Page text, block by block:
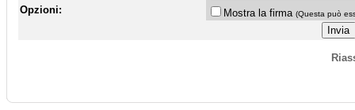
Opzioni: Mostra la firma (Questa può